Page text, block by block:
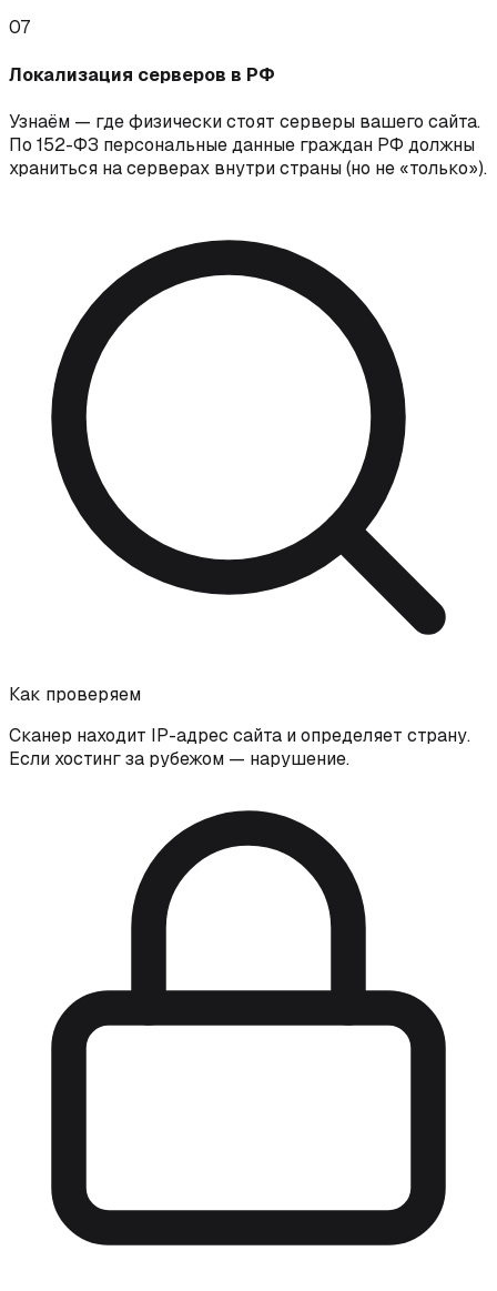
07
Локализация серверов в РФ
Узнаём — где физически стоят серверы вашего сайта.
По 152-ФЗ персональные данные граждан РФ должны
храниться на серверах внутри страны (но не «только»).
Как проверяем
Сканер находит IP-адрес сайта и определяет страну.
Если хостинг за рубежом — нарушение.